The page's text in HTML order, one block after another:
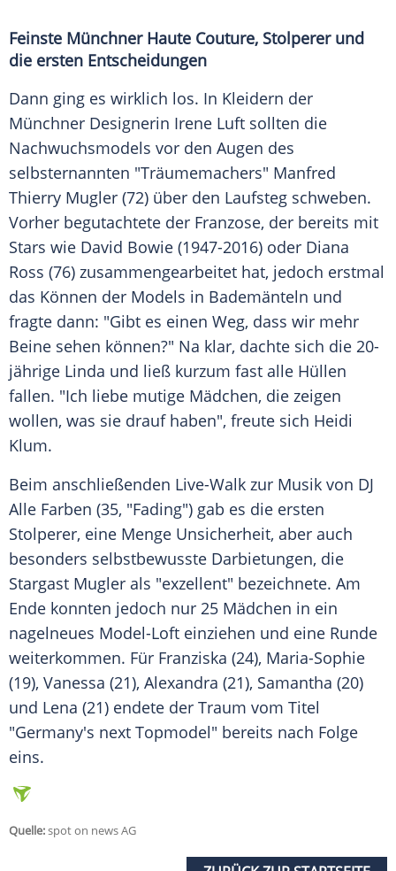
Feinste Münchner Haute Couture, Stolperer und
die ersten Entscheidungen
Dann ging es wirklich los. In Kleidern der
Münchner Designerin Irene Luft sollten die
Nachwuchsmodels vor den Augen des
selbsternannten "Träumemachers" Manfred
Thierry Mugler (72) über den Laufsteg schweben.
Vorher begutachtete der Franzose, der bereits mit
Stars wie David Bowie (1947-2016) oder Diana
Ross (76) zusammengearbeitet hat, jedoch erstmal
das Können der Models in Bademänteln und
fragte dann: "Gibt es einen Weg, dass wir mehr
Beine sehen können?" Na klar, dachte sich die 20-
jährige Linda und ließ kurzum fast alle Hüllen
fallen. "Ich liebe mutige Mädchen, die zeigen
wollen, was sie drauf haben", freute sich Heidi
Klum.
Beim anschließenden Live-Walk zur Musik von DJ
Alle Farben (35, "Fading") gab es die ersten
Stolperer, eine Menge Unsicherheit, aber auch
besonders selbstbewusste Darbietungen, die
Stargast Mugler als "exzellent" bezeichnete. Am
Ende konnten jedoch nur 25 Mädchen in ein
nagelneues Model-Loft einziehen und eine Runde
weiterkommen. Für Franziska (24), Maria-Sophie
(19), Vanessa (21), Alexandra (21), Samantha (20)
und Lena (21) endete der Traum vom Titel
"Germany's next Topmodel" bereits nach Folge
eins.
Quelle:spot on news AG